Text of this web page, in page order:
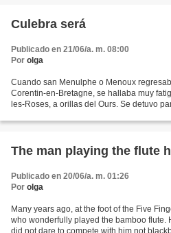
Culebra será
Publicado en 21/06/a. m. 08:00
Por olga
Cuando san Menulphe o Menoux
Corentin-en-Bretagne, se hallaba muy
les-Roses, a orillas del Ours. Se detuvo
The man playing the flute
Publicado en 20/06/a. m. 01:26
Por olga
Many years ago, at the foot of the Five
who wonderfully played the bamboo flute.
did not dare to compete with him not